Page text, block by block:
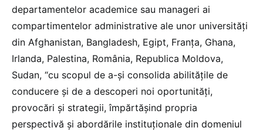
departamentelor academice sau manageri ai
compartimentelor administrative ale unor universităţi
din Afghanistan, Bangladesh, Egipt, Franţa, Ghana,
Irlanda, Palestina, România, Republica Moldova,
Sudan, “cu scopul de a-și consolida abilitățile de
conducere şi de a descoperi noi oportunități,
provocări și strategii, împărtășind propria
perspectivă și abordările instituționale din domeniul